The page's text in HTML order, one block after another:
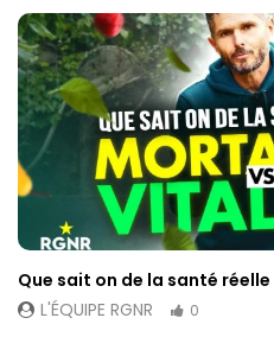
Que sait on de la santé
L'ÉQUIPE RGNR
0